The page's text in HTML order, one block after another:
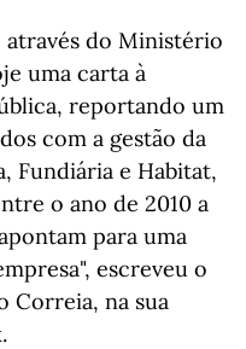
através do Ministério
uma carta à
reportando um
com a gestão da
Fundiária e Habitat,
o ano de 2010 a
para uma
escreveu o
Correia, na sua